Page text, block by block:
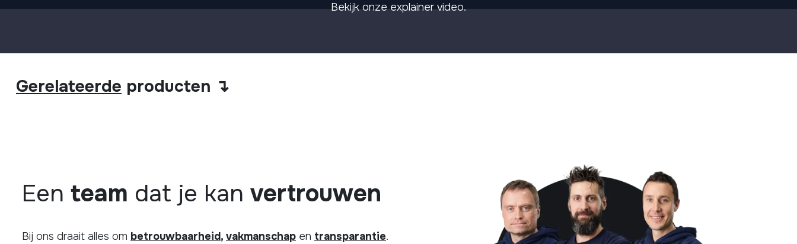
Bekijk onze explainer video.
Gerelateerde producten ↴
Een team dat je kan vertrouwen
Bij ons draait alles om betrouwbaarheid, vakmanschap en transparantie.